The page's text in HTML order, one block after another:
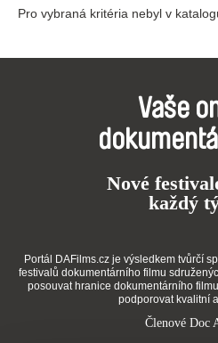
Pro vybraná kritéria nebyl v
Vaše
Nové
každý
Portál DAFilms.cz je výsledkem tvůrčí
festivalů dokumentárního filmu
posouvat hranice dokumentárního
podporovat kvalitní
Členové Doc